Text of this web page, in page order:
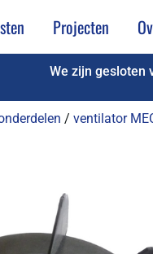
Projecten
We zijn gesloten
/ ventilator